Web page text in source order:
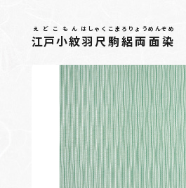
江戸小紋
えどこもん
羽尺駒絽両面染
はしゃくこまろりょうめんぞめ